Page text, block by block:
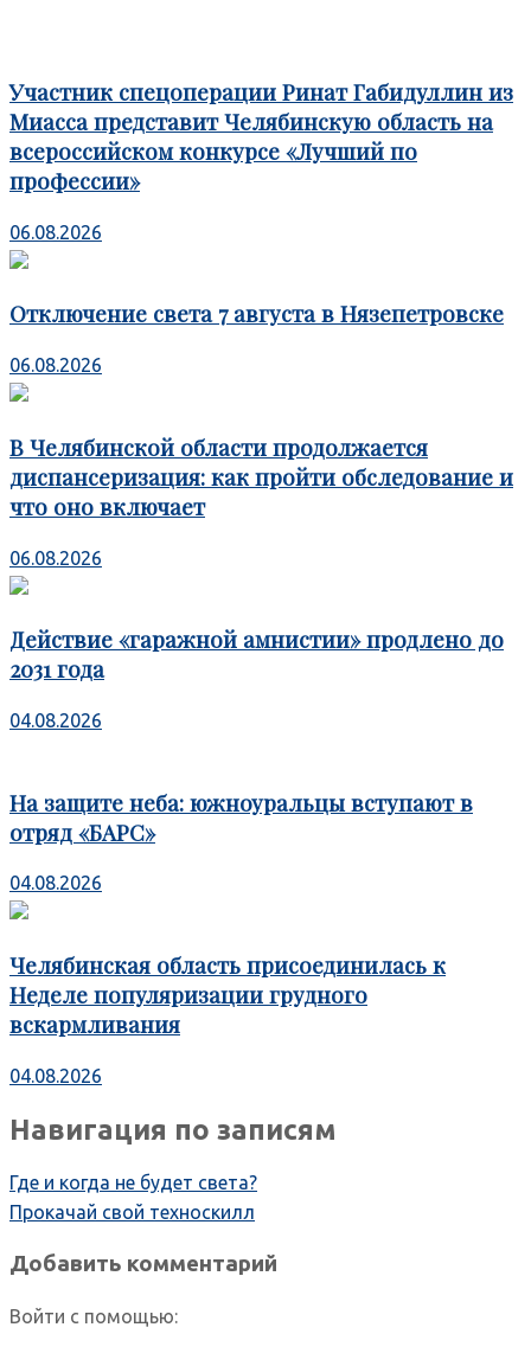
Участник спецоперации Ринат Габидуллин из
Миасса представит Челябинскую область на
всероссийском конкурсе «Лучший по
профессии»
06.08.2026
Отключение света 7 августа в Нязепетровске
06.08.2026
В Челябинской области продолжается
диспансеризация: как пройти обследование и
что оно включает
06.08.2026
Действие «гаражной амнистии» продлено до
2031 года
04.08.2026
На защите неба: южноуральцы вступают в
отряд «БАРС»
04.08.2026
Челябинская область присоединилась к
Неделе популяризации грудного
вскармливания
04.08.2026
Навигация по записям
Где и когда не будет света?
Прокачай свой техноскилл
Добавить комментарий
Войти с помощью: